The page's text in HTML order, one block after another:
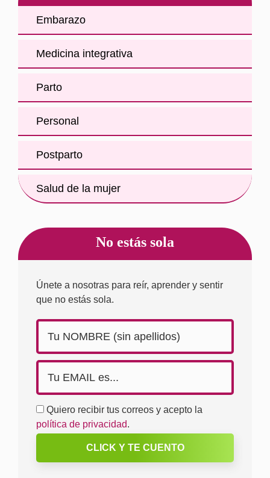
Embarazo
Medicina integrativa
Parto
Personal
Postparto
Salud de la mujer
No estás sola
Únete a nosotras para reír, aprender y sentir
que no estás sola.
Quiero recibir tus correos y acepto la
política de privacidad.
CLICK Y TE CUENTO